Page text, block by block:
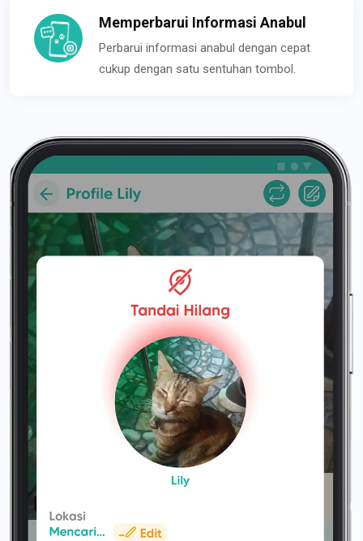
Memperbarui Informasi Anabul
Perbarui informasi anabul dengan cepat
cukup dengan satu sentuhan tombol.